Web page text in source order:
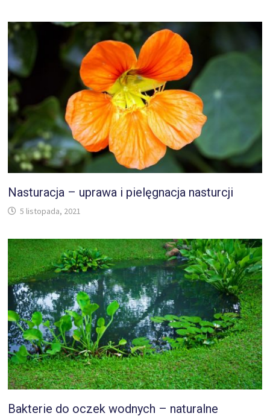
Nasturacja – uprawa i pielęgnacja nasturcji
5 listopada, 2021
Bakterie do oczek wodnych – naturalne